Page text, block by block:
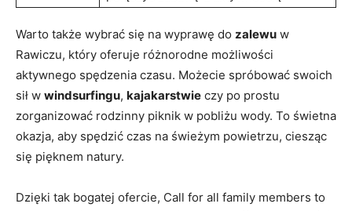
Warto także wybrać się na wyprawę do zalewu w
Rawiczu, który oferuje różnorodne możliwości
aktywnego spędzenia czasu. Możecie spróbować swoich
sił w windsurfingu, kajakarstwie czy po prostu
zorganizować rodzinny piknik w pobliżu wody. To świetna
okazja, aby spędzić czas na świeżym powietrzu, ciesząc
się pięknem natury.
Dzięki tak bogatej ofercie, Call for all family members to